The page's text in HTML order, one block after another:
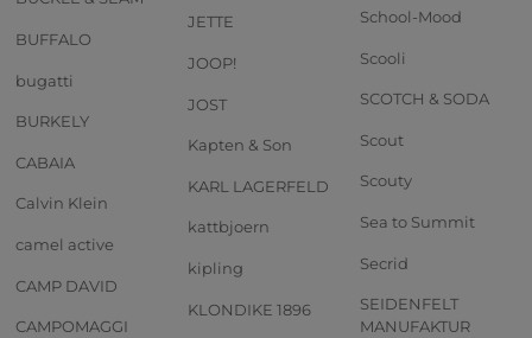
BUFFALO
bugatti
BURKELY
CABAIA
Calvin Klein
camel active
CAMP DAVID
CAMPOMAGGI
JETTE
JOOP!
JOST
Kapten & Son
KARL LAGERFELD
kattbjoern
kipling
KLONDIKE 1896
School-Mood
Scooli
SCOTCH & SODA
Scout
Scouty
Sea to Summit
Secrid
SEIDENFELT
MANUFAKTUR